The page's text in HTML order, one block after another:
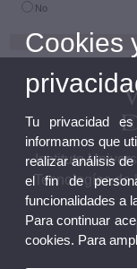
No
Instituto
Tecnologías de
Cookies
Tu privacidad
informamos que
realizar análisis
el fin de
funcionalidades a
Para continuar
cookies. Para